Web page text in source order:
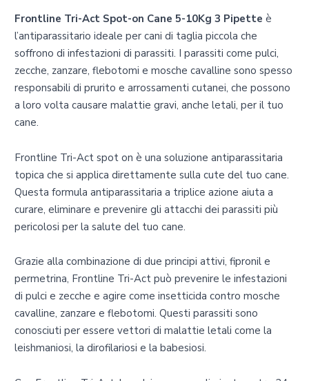
Frontline Tri-Act Spot-on Cane 5-10Kg 3 Pipette è
l’antiparassitario ideale per cani di taglia piccola che
soffrono di infestazioni di parassiti. I parassiti come pulci,
zecche, zanzare, flebotomi e mosche cavalline sono spesso
responsabili di prurito e arrossamenti cutanei, che possono
a loro volta causare malattie gravi, anche letali, per il tuo
cane.
Frontline Tri-Act spot on è una soluzione antiparassitaria
topica che si applica direttamente sulla cute del tuo cane.
Questa formula antiparassitaria a triplice azione aiuta a
curare, eliminare e prevenire gli attacchi dei parassiti più
pericolosi per la salute del tuo cane.
Grazie alla combinazione di due principi attivi, fipronil e
permetrina, Frontline Tri-Act può prevenire le infestazioni
di pulci e zecche e agire come insetticida contro mosche
cavalline, zanzare e flebotomi. Questi parassiti sono
conosciuti per essere vettori di malattie letali come la
leishmaniosi, la dirofilariosi e la babesiosi.